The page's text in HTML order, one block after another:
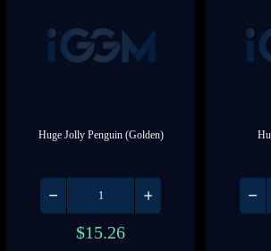
Huge Jolly Penguin (Golden)
$15.26